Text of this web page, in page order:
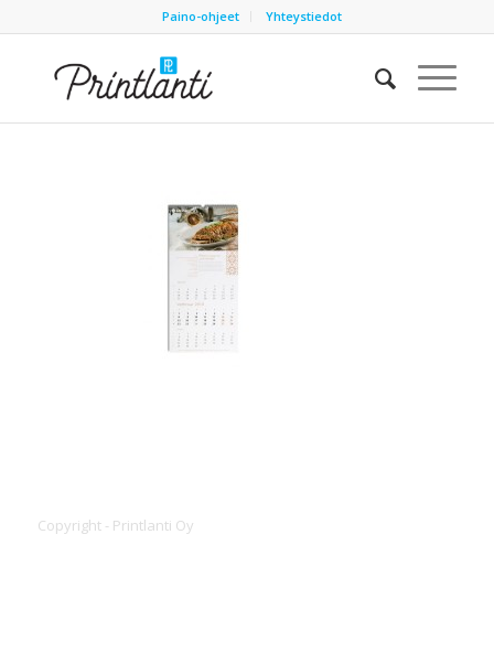
Paino-ohjeet Yhteystiedot
Copyright - Printlanti Oy